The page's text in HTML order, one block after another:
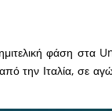
φάση στα
την Ιταλία, σε